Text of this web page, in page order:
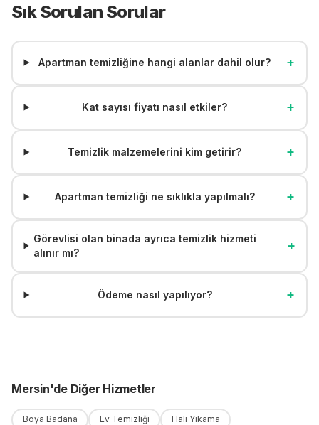
Sık Sorulan Sorular
Apartman temizliğine hangi alanlar dahil olur? +
Kat sayısı fiyatı nasıl etkiler? +
Temizlik malzemelerini kim getirir? +
Apartman temizliği ne sıklıkla yapılmalı? +
Görevlisi olan binada ayrıca temizlik hizmeti
alınır mı?
+
Ödeme nasıl yapılıyor? +
Mersin'deDiğer Hizmetler
Boya Badana Ev Temizliği Halı Yıkama